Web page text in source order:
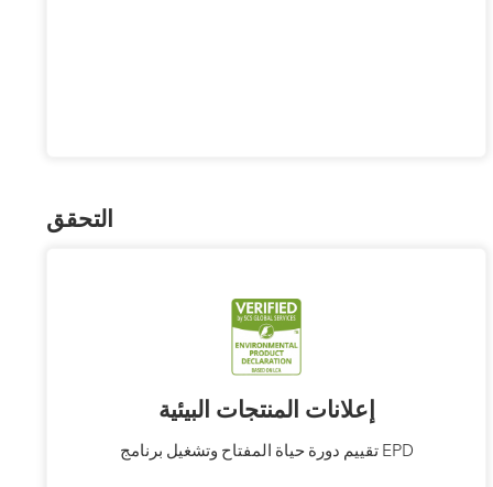
التحقق
إعلانات المنتجات البيئية
تقييم دورة حياة المفتاح وتشغيل برنامج EPD